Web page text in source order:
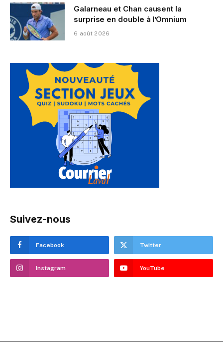
Galarneau et Chan causent la
surprise en double à l’Omnium
6 août 2026
Suivez-nous
Facebook Twitter
Instagram YouTube